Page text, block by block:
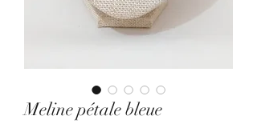
Meline pétale bleue